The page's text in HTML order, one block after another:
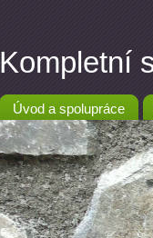
Kompletní
Úvod a spolupráce